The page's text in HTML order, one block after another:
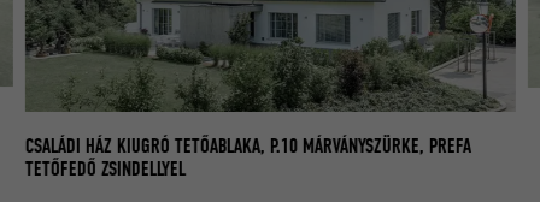
CSALÁDI HÁZ KIUGRÓ TETŐABLAKA, P.10 MÁRVÁNYSZÜRKE, PREFA
TETŐFEDŐ ZSINDELLYEL